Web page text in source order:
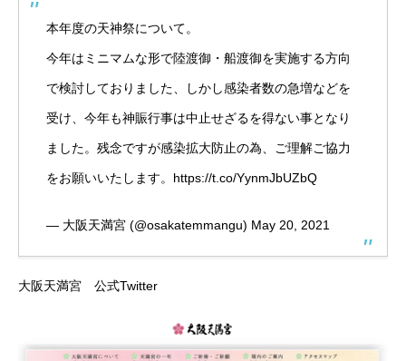
本年度の天神祭について。
今年はミニマムな形で陸渡御・船渡御を実施する方向
で検討しておりました、しかし感染者数の急増などを
受け、今年も神賑行事は中止せざるを得ない事となり
ました。残念ですが感染拡大防止の為、ご理解ご協力
をお願いいたします。 https://t.co/YynmJbUZbQ
— 大阪天満宮 (@osakatemmangu) May 20, 2021
大阪天満宮 公式Twitter